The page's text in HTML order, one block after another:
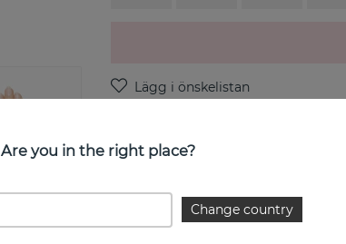
Are you in the right place?
Change country